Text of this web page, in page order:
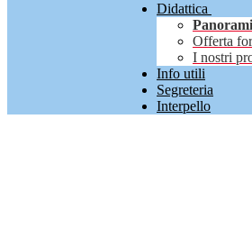
Didattica
Offerta
I nostri
Info utili
Segreteria
Interpello